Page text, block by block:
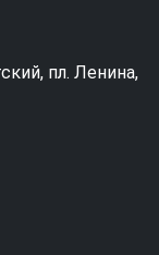
пл. Ленина,